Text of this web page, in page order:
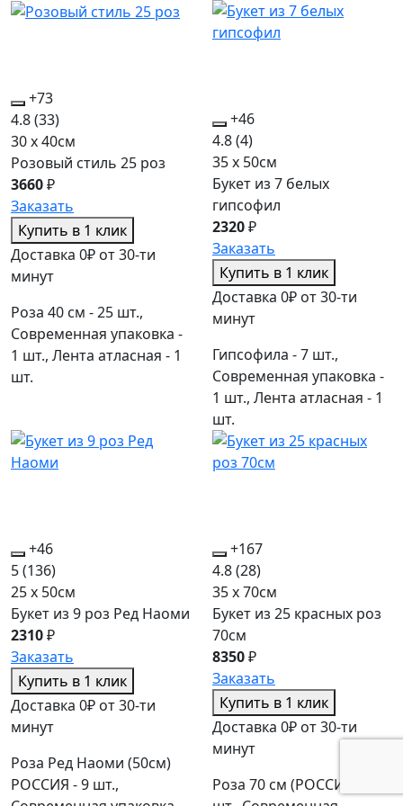
+73
4.8(33)
30 x 40см
Розовый стиль 25 роз
3660₽
Заказать
Купить в 1 клик
Доставка 0₽ от 30-ти
минут
Роза 40 см - 25 шт.,
Современная упаковка -
1 шт., Лента атласная - 1
шт.
+46
4.8(4)
35 x 50см
Букет из 7 белых
гипсофил
2320₽
Заказать
Купить в 1 клик
Доставка 0₽ от 30-ти
минут
Гипсофила - 7 шт.,
Современная упаковка -
1 шт., Лента атласная - 1
шт.
+46
5(136)
25 x 50см
Букет из 9 роз Ред Наоми
2310₽
Заказать
Купить в 1 клик
Доставка 0₽ от 30-ти
минут
Роза Ред Наоми (50см)
РОССИЯ - 9 шт.,
+167
4.8(28)
35 x 70см
Букет из 25 красных роз
70см
8350₽
Заказать
Купить в 1 клик
Доставка 0₽ от 30-ти
минут
Роза 70 см (РОССИЯ) - 25